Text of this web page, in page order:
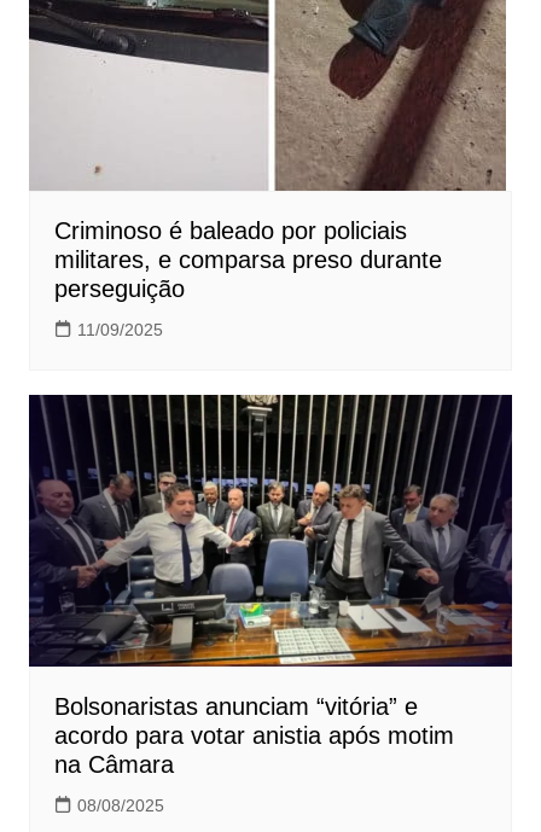
Criminoso é baleado por policiais
militares, e comparsa preso durante
perseguição
11/09/2025
Bolsonaristas anunciam “vitória” e
acordo para votar anistia após motim
na Câmara
08/08/2025